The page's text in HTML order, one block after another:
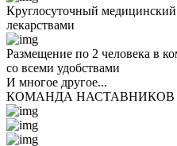
Круглосуточный
лекарствами
Размещение по 2 человека в
со всеми удобствами
И многое другое...
КОМАНДА НАСТАВНИКОВ